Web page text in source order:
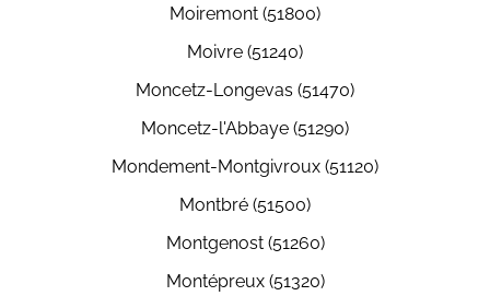
Moiremont (51800)
Moivre (51240)
Moncetz-Longevas (51470)
Moncetz-l'Abbaye (51290)
Mondement-Montgivroux (51120)
Montbré (51500)
Montgenost (51260)
Montépreux (51320)